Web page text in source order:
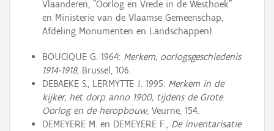
Vlaanderen, "Oorlog en Vrede in de Westhoek"
en Ministerie van de Vlaamse Gemeenschap,
Afdeling Monumenten en Landschappen).
BOUCIQUE G. 1964: Merkem, oorlogsgeschiedenis
1914-1918, Brussel, 106.
DEBAEKE S., LERMYTTE J. 1995: Merkem in de
kijker, het dorp anno 1900, tijdens de Grote
Oorlog en de heropbouw, Veurne, 154.
DEMEYERE M. en DEMEYERE F., De inventarisatie